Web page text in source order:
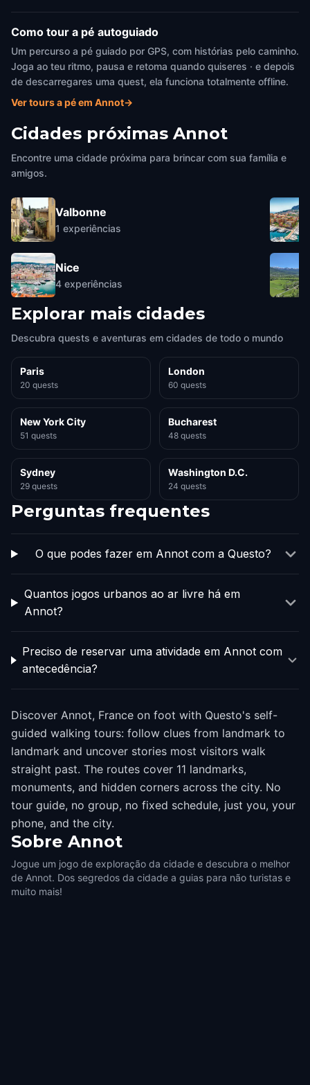
Como tour a pé autoguiado
Um percurso a pé guiado por GPS, com histórias pelo caminho.
Joga ao teu ritmo, pausa e retoma quando quiseres · e depois
de descarregares uma quest, ela funciona totalmente offline.
Ver tours a pé em Annot→
Cidades próximas Annot
Encontre uma cidade próxima para brincar com sua família e
amigos.
Valbonne
1 experiências
Nice
4 experiências
Explorar mais cidades
Descubra quests e aventuras em cidades de todo o mundo
Paris
20 quests
London
60 quests
New York City
51 quests
Bucharest
48 quests
Sydney
29 quests
Washington D.C.
24 quests
Perguntas frequentes
O que podes fazer em Annot com a Questo?
Quantos jogos urbanos ao ar livre há em
Annot?
Preciso de reservar uma atividade em Annot com
antecedência?
Discover Annot, France on foot with Questo's self-
guided walking tours: follow clues from landmark to
landmark and uncover stories most visitors walk
straight past. The routes cover 11 landmarks,
monuments, and hidden corners across the city. No
tour guide, no group, no fixed schedule, just you, your
phone, and the city.
Sobre Annot
Jogue um jogo de exploração da cidade e descubra o melhor
de Annot. Dos segredos da cidade a guias para não turistas e
muito mais!